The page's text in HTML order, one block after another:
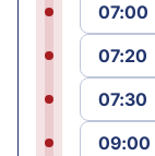
07:00
07:20
07:30
09:00